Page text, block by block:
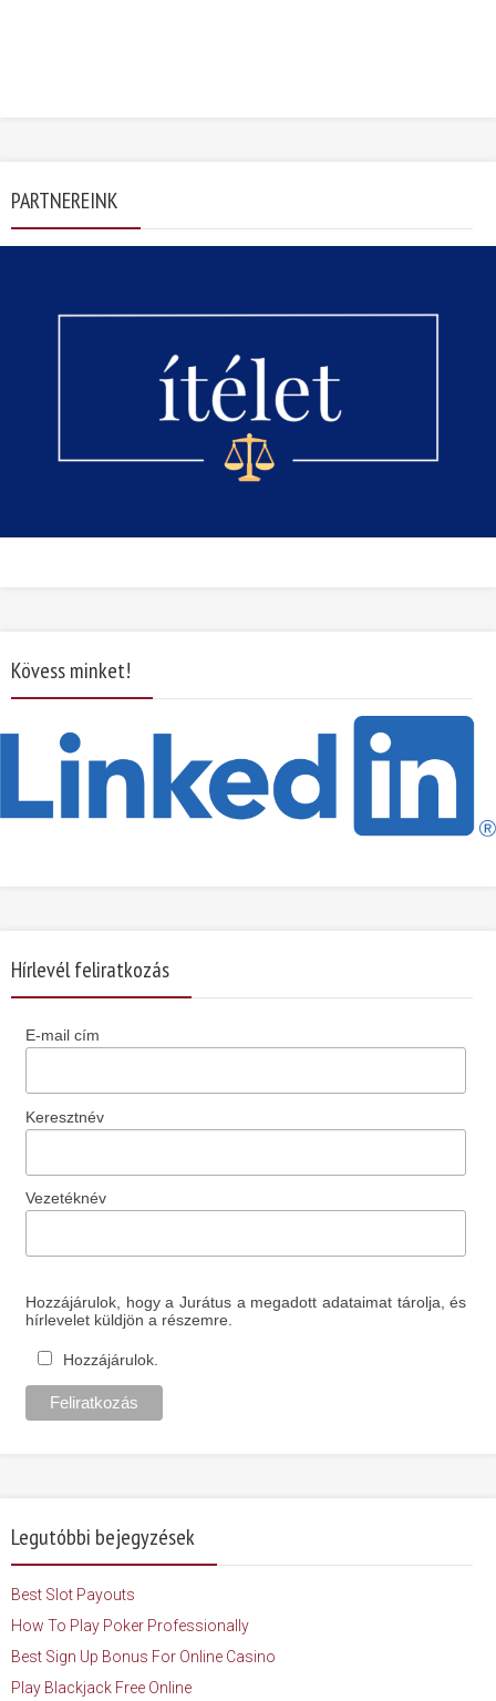
PARTNEREINK
Kövess minket!
Hírlevél feliratkozás
E-mail cím
Keresztnév
Vezetéknév
Hozzájárulok, hogy a Jurátus a megadott adataimat tárolja, és
hírlevelet küldjön a részemre.
Hozzájárulok.
Legutóbbi bejegyzések
Best Slot Payouts
How To Play Poker Professionally
Best Sign Up Bonus For Online Casino
Play Blackjack Free Online